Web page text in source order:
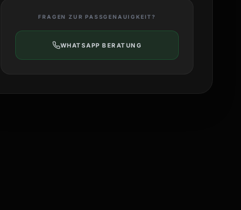
FRAGEN ZUR PASSGENAUIGKEIT?
WHATSAPP BERATUNG